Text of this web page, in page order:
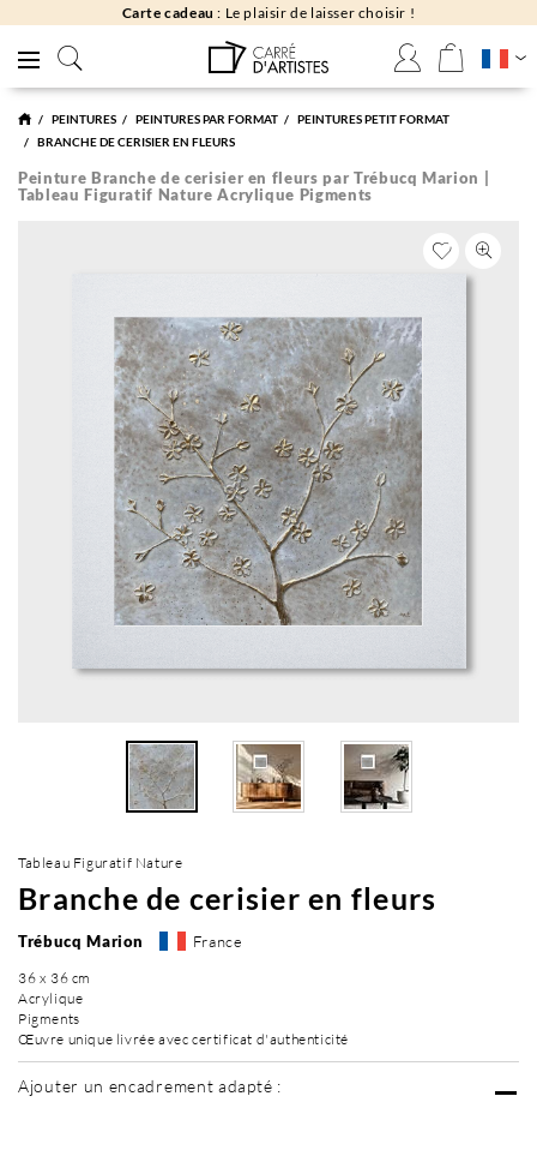
Carte cadeau : Le plaisir de laisser choisir !
PEINTURES PEINTURES PAR FORMAT
PEINTURES PETIT FORMAT
BRANCHE DE CERISIER EN FLEURS
Peinture Branche de cerisier en fleurs par Trébucq Marion |
Tableau Figuratif Nature Acrylique Pigments
Tableau Figuratif Nature
Branche de cerisier en fleurs
Trébucq Marion France
36 x 36 cm
Acrylique
Pigments
Œuvre unique livrée avec certificat d'authenticité
Ajouter un encadrement adapté :